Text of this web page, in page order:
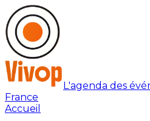
L'agenda des
France
Accueil